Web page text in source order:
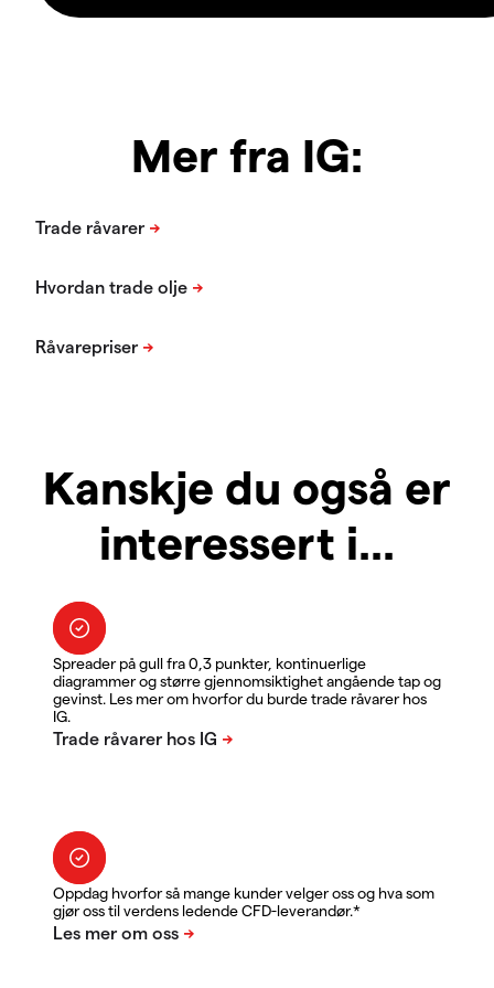
Mer fra IG:
Kanskje du også er
interessert i...
Spreader på gull fra 0,3 punkter, kontinuerlige
diagrammer og større gjennomsiktighet angående tap og
gevinst. Les mer om hvorfor du burde trade råvarer hos
IG.
Oppdag hvorfor så mange kunder velger oss og hva som
gjør oss til verdens ledende CFD-leverandør.*